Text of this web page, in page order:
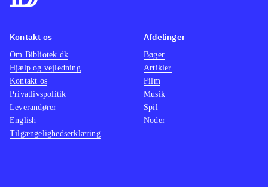
Kontakt os
Om Bibliotek.dk
Hjælp og vejledning
Kontakt os
Privatlivspolitik
Leverandører
English
Tilgængelighedserklæring
Afdelinger
Bøger
Artikler
Film
Musik
Spil
Noder